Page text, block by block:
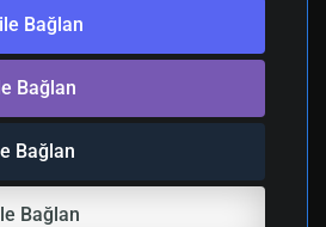
Bağlan
Bağlan
Bağlan
Bağlan